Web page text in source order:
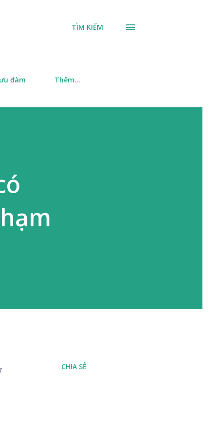
TÌM KIẾM
đàm Thêm…
CHIA SẺ